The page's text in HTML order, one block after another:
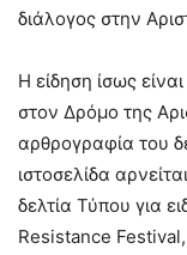
διάλογος στην
Η είδηση ίσως
στον Δρόμο της
αρθρογραφία του
ιστοσελίδα
δελτία Τύπου για
Resistance